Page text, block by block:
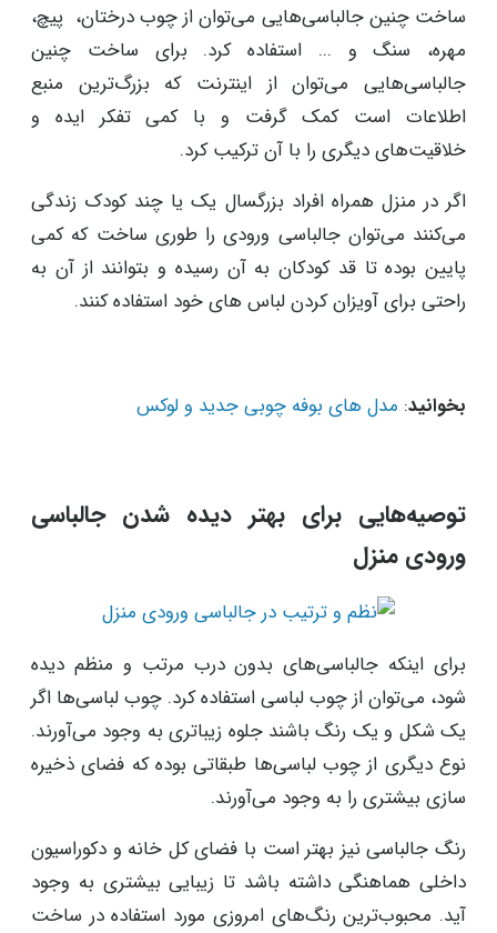
ساخت چنین جالباسی‌هایی می‌توان از چوب درختان، پیچ،
مهره، سنگ و ... استفاده کرد. برای ساخت چنین
جالباسی‌هایی می‌توان از اینترنت که بزرگ‌ترین منبع
اطلاعات است کمک گرفت و با کمی تفکر ایده و
خلاقیت‌های دیگری را با آن ترکیب کرد.
اگر در منزل همراه افراد بزرگسال یک یا چند کودک زندگی
می‌کنند می‌توان جالباسی ورودی را طوری ساخت که کمی
پایین بوده تا قد کودکان به آن رسیده و بتوانند از آن به
راحتی برای آویزان کردن لباس های خود استفاده کنند.
بخوانید:مدل های بوفه چوبی جدید و لوکس
توصیه‌هایی برای بهتر دیده شدن جالباسی
ورودی منزل
برای اینکه جالباسی‌های بدون درب مرتب و منظم دیده
شود، می‌توان از چوب لباسی استفاده کرد. چوب لباسی‌ها اگر
یک شکل و یک رنگ باشند جلوه زیباتری به وجود می‌آورند.
نوع دیگری از چوب لباسی‌ها طبقاتی بوده که فضای ذخیره
سازی بیشتری را به وجود می‌آورند.
رنگ جالباسی نیز بهتر است با فضای کل خانه و دکوراسیون
داخلی هماهنگی داشته باشد تا زیبایی بیشتری به وجود
آید. محبوب‌ترین رنگ‌های امروزی مورد استفاده در ساخت